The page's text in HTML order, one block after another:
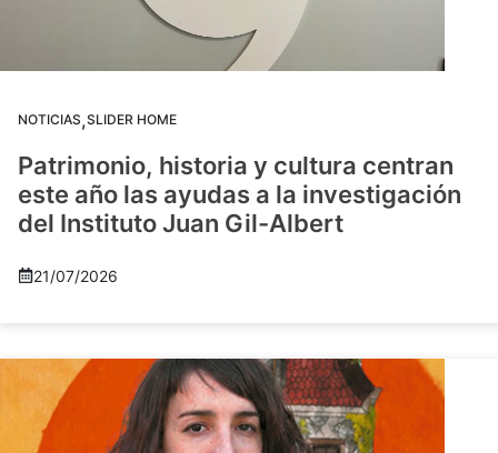
NOTICIAS,SLIDER HOME
Patrimonio, historia y cultura centran
este año las ayudas a la investigación
del Instituto Juan Gil-Albert
21/07/2026